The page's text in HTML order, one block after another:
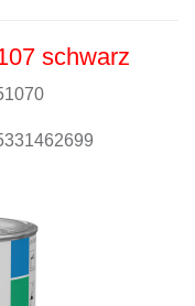
schwarz